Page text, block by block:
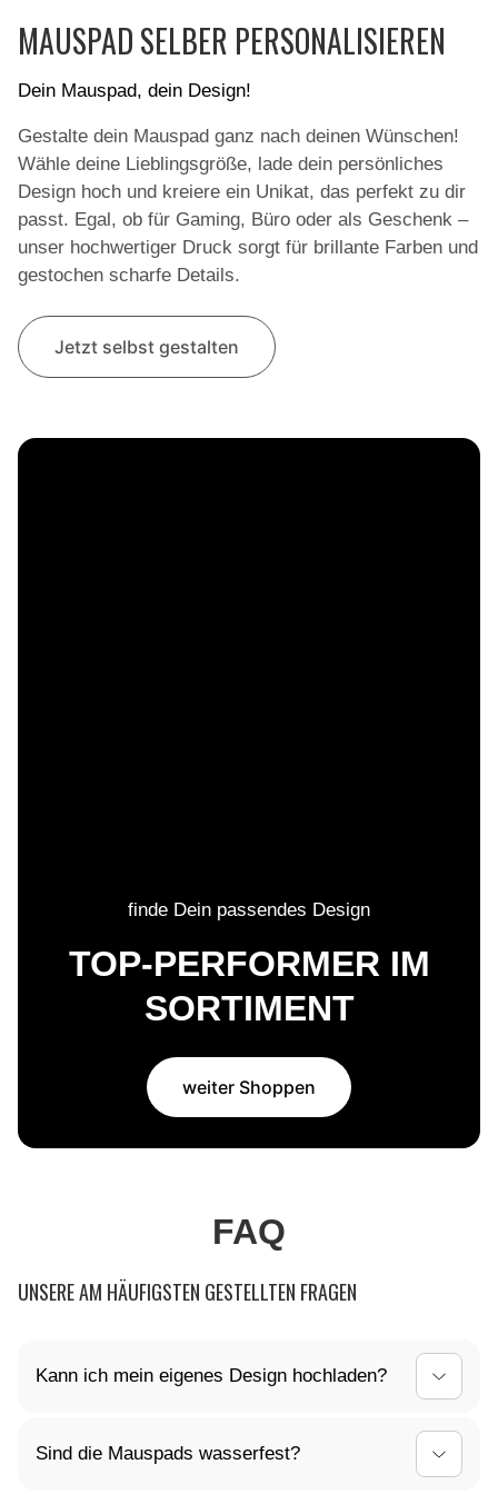
MAUSPAD SELBER PERSONALISIEREN
Dein Mauspad, dein Design!
Gestalte dein Mauspad ganz nach deinen Wünschen!
Wähle deine Lieblingsgröße, lade dein persönliches
Design hoch und kreiere ein Unikat, das perfekt zu dir
passt. Egal, ob für Gaming, Büro oder als Geschenk –
unser hochwertiger Druck sorgt für brillante Farben und
gestochen scharfe Details.
Jetzt selbst gestalten
finde Dein passendes Design
TOP-PERFORMER IM
SORTIMENT
weiter Shoppen
FAQ
UNSERE AM HÄUFIGSTEN GESTELLTEN FRAGEN
Kann ich mein eigenes Design hochladen?
Vorstellungen gestalten! Lade dein individuelles
Design einfach hoch, und wir kümmern uns um den
Sind die Mauspads wasserfest?